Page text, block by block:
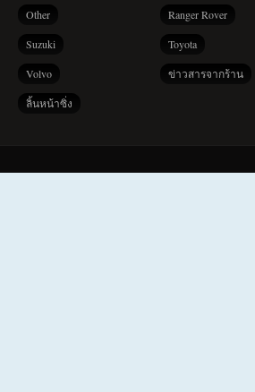
Other Ranger Rover
Suzuki Toyota
Volvo ข่าวสารจากร้าน
ลิ้นหน้าซิ่ง